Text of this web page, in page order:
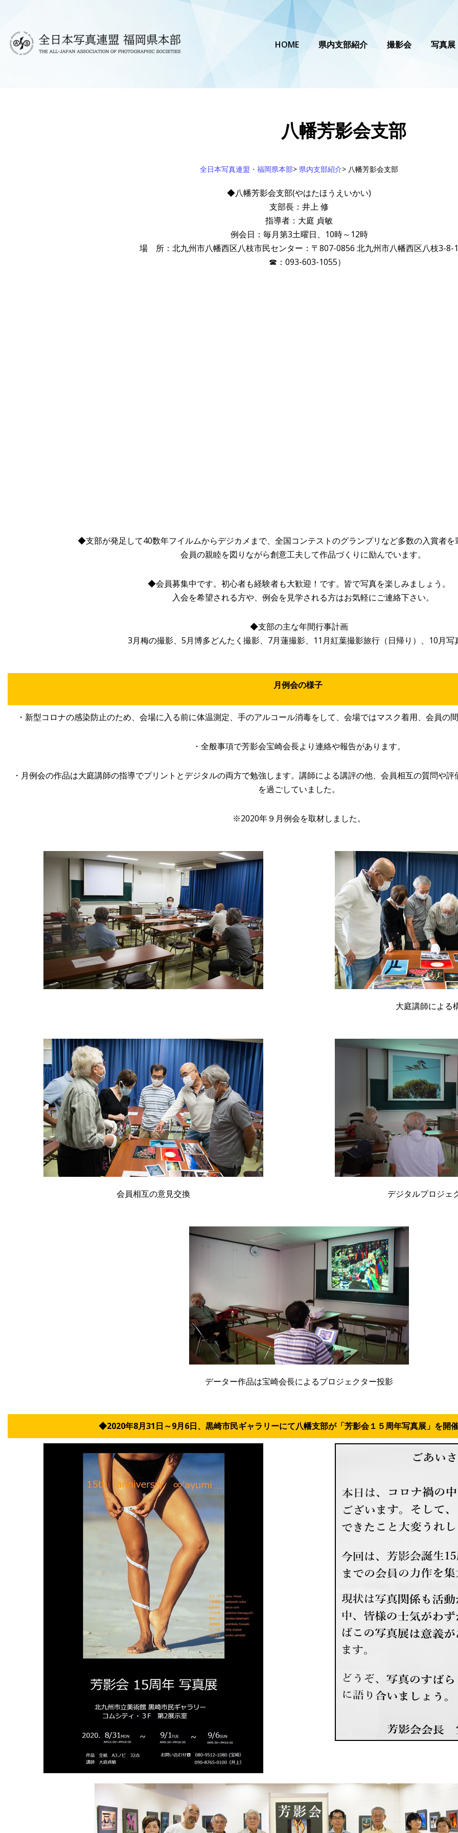
ン
テ
HOME 県内支部紹介 撮影会 写真展
八幡芳影会支部
全日本写真連盟・福岡県本部> 県内支部紹介> 八幡芳影会支部
◆八幡芳影会支部(やはたほうえいかい)
支部長：井上 修
指導者：大庭 貞敏
例会日：毎月第3土曜日、10時～12時
場 所：北九州市八幡西区八枝市民センター：〒807-0856 北九州市八幡西区八枝3-8-1
☎：093-603-1055）
◆支部が発足して40数年フイルムからデジカメまで、全国コンテストのグランプリなど多数の入賞者を
会員の親睦を図りながら創意工夫して作品づくりに励んでいます。
◆会員募集中です。初心者も経験者も大歓迎！です。皆で写真を楽しみましょう。
入会を希望される方や、例会を見学される方はお気軽にご連絡下さい。
◆支部の主な年間行事計画
3月梅の撮影、5月博多どんたく撮影、7月蓮撮影、11月紅葉撮影旅行（日帰り）、10月写
月例会の様子
・新型コロナの感染防止のため、会場に入る前に体温測定、手のアルコール消毒をして、会場ではマスク着用、会員の
・全般事項で芳影会宝崎会長より連絡や報告があります。
・月例会の作品は大庭講師の指導でプリントとデジタルの両方で勉強します。講師による講評の他、会員相互の質問や
を過ごしていました。
※2020年９月例会を取材しました。
大庭講師による
会員相互の意見交換 デジタルプロジェ
データー作品は宝崎会長によるプロジェクター投影
◆2020年8月31日～9月6日、黒崎市民ギャラリーにて八幡支部が「芳影会１５周年写真展」を開催